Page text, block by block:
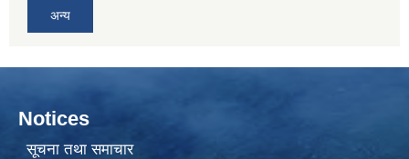
अन्य
Notices
सूचना तथा समाचार